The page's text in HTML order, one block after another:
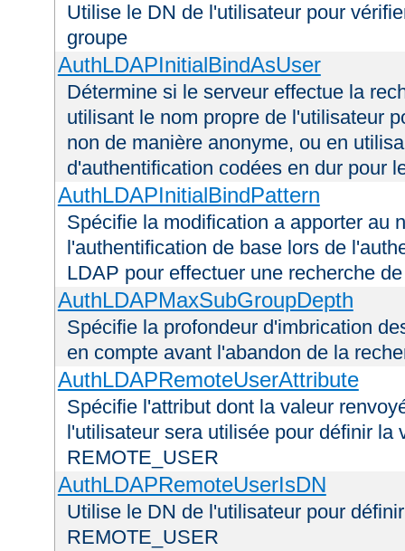
Utilise le DN de l'utilisateur pour
groupe
AuthLDAPInitialBindAsUser
Détermine si le serveur effectue la
utilisant le nom propre de l'utilisateur
non de manière anonyme, ou en
d'authentification codées en dur pour
AuthLDAPInitialBindPattern
Spécifie la modification a apporter au
l'authentification de base lors de
LDAP pour effectuer une recherche
AuthLDAPMaxSubGroupDepth
Spécifie la profondeur d'imbrication
en compte avant l'abandon de la
AuthLDAPRemoteUserAttribute
Spécifie l'attribut dont la valeur
l'utilisateur sera utilisée pour définir la
REMOTE_USER
AuthLDAPRemoteUserIsDN
Utilise le DN de l'utilisateur pour
REMOTE_USER